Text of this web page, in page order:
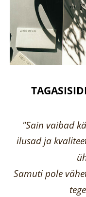
"Sain vaibad
ilusad ja
Samuti pole